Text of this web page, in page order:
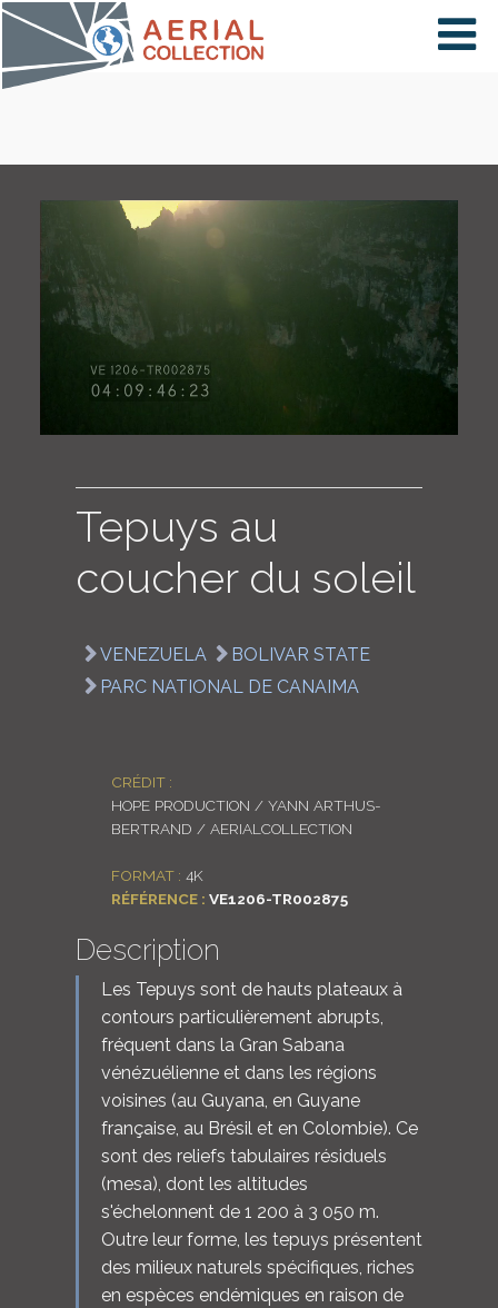
×
CARTE
ENGLISH
Tepuys au
coucher du soleil
VENEZUELA
BOLIVAR STATE
PARC NATIONAL DE CANAIMA
CRÉDIT :
HOPE PRODUCTION / YANN ARTHUS-
BERTRAND / AERIALCOLLECTION
FORMAT : 4K
RÉFÉRENCE : VE1206-TR002875
Description
Les Tepuys sont de hauts plateaux à
contours particulièrement abrupts,
fréquent dans la Gran Sabana
vénézuélienne et dans les régions
voisines (au Guyana, en Guyane
française, au Brésil et en Colombie). Ce
sont des reliefs tabulaires résiduels
(mesa), dont les altitudes
s'échelonnent de 1 200 à 3 050 m.
Outre leur forme, les tepuys présentent
des milieux naturels spécifiques, riches
en espèces endémiques en raison de